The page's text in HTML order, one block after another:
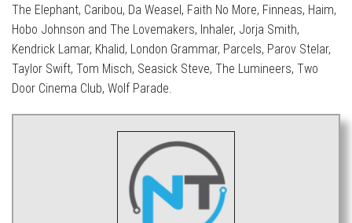
The Elephant, Caribou, Da Weasel, Faith No More, Finneas, Haim,
Hobo Johnson and The Lovemakers, Inhaler, Jorja Smith,
Kendrick Lamar, Khalid, London Grammar, Parcels, Parov Stelar,
Taylor Swift, Tom Misch, Seasick Steve, The Lumineers, Two
Door Cinema Club, Wolf Parade.